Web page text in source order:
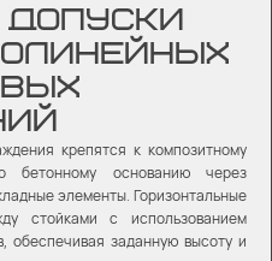
крепятся к композитному
бетонному основанию через
элементы. Горизонтальные
стойками с использованием
обеспечивая заданную высоту и